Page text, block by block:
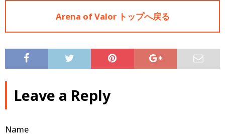
Arena of Valor トップへ戻る
Leave a Reply
Name